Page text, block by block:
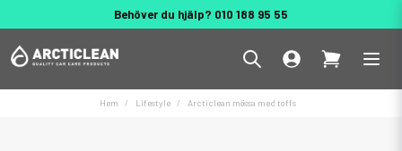
Behöver du hjälp? 010 188 95 55
Hem Lifestyle Arcticlean mössa med toffs